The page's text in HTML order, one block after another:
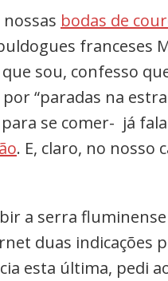
bodas de
franceses
sou, confesso
“paradas na
se comer- já
. E, claro, no nosso
a serra
duas indicações
esta última, pedi